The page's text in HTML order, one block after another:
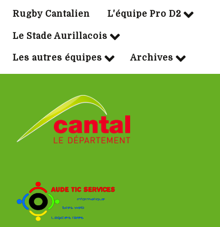
Rugby Cantalien L'équipe Pro D2
Le Stade Aurillacois
Les autres équipes Archives